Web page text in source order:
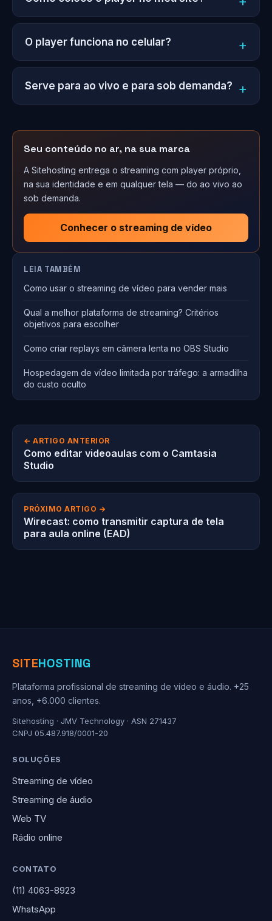
O player funciona no celular?
Serve para ao vivo e para sob demanda?
Seu conteúdo no ar, na sua marca
A Sitehosting entrega o streaming com player próprio,
na sua identidade e em qualquer tela — do ao vivo ao
sob demanda.
Conhecer o streaming de vídeo
LEIA TAMBÉM
Como usar o streaming de vídeo para vender mais
Qual a melhor plataforma de streaming? Critérios
objetivos para escolher
Como criar replays em câmera lenta no OBS Studio
Hospedagem de vídeo limitada por tráfego: a armadilha
do custo oculto
← ARTIGO ANTERIOR
Como editar videoaulas com o Camtasia
Studio
PRÓXIMO ARTIGO →
Wirecast: como transmitir captura de tela
para aula online (EAD)
SITEHOSTING
Plataforma profissional de streaming de vídeo e áudio. +25
anos, +6.000 clientes.
Sitehosting · JMV Technology · ASN 271437
CNPJ 05.487.918/0001-20
SOLUÇÕES
Streaming de vídeo
Streaming de áudio
Web TV
Rádio online
CONTATO
(11) 4063-8923
WhatsApp